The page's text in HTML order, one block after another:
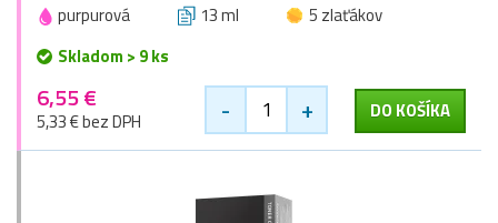
purpurová 13 ml
5 zlaťákov
Skladom > 9 ks
6,55 €
5,33 € bez DPH - + DO KOŠÍKA